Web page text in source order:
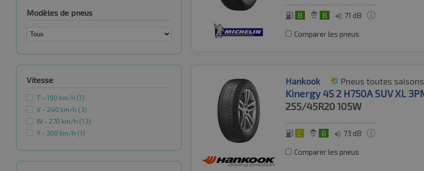
Modèles de pneus
Vitesse
T - 190 km/h (1)
V - 240 km/h (3)
W - 270 km/h (13)
Y - 300 km/h (1)
B B 71 dB
Comparer les pneus
Hankook Pneus toutes saisons
Kinergy 4S 2 H750A SUV XL
255/45R20105W
C B 73 dB
Comparer les pneus